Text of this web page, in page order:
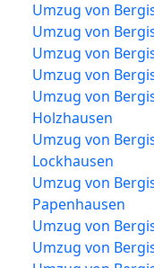
Umzug von
Umzug von
Umzug von
Umzug von
Umzug von
Holzhausen
Umzug von
Lockhausen
Umzug von
Papenhausen
Umzug von
Umzug von